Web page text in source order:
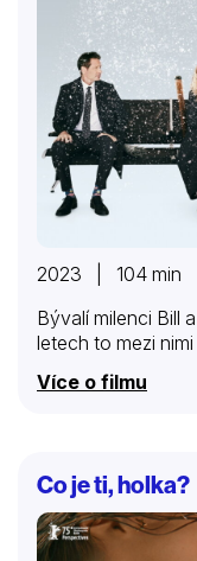
2023 | 104 min
Bývalí milenci Bill
letech to mezi
Více o filmu
Co je ti, holka?